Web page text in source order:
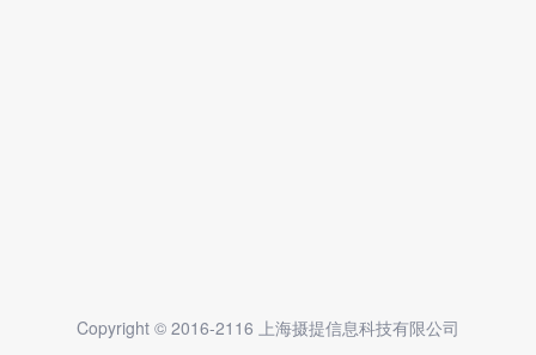
Copyright © 2016-2116 上海摄提信息科技有限公司